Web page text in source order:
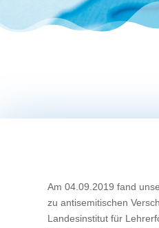
Am 04.09.2019 fand
zu antisemitischen
Landesinstitut für